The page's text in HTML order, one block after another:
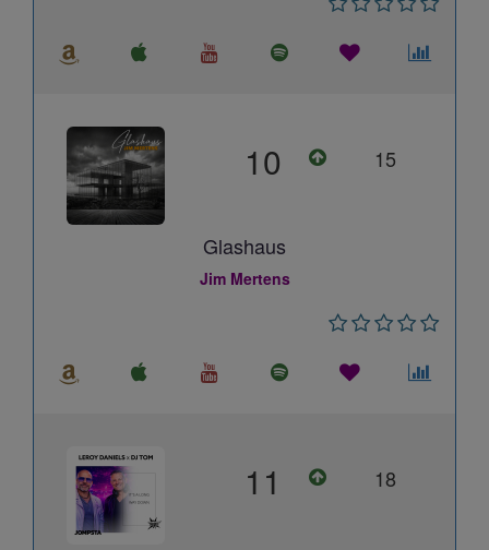
10 15
Glashaus
Jim Mertens
11 18